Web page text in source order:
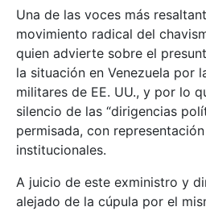
Una de las voces más
movimiento radical del
quien advierte sobre el
la situación en Venezuela por
militares de EE. UU., y por lo
silencio de las “dirigencias
permisada, con
institucionales.
A juicio de este exministro y
alejado de la cúpula por el